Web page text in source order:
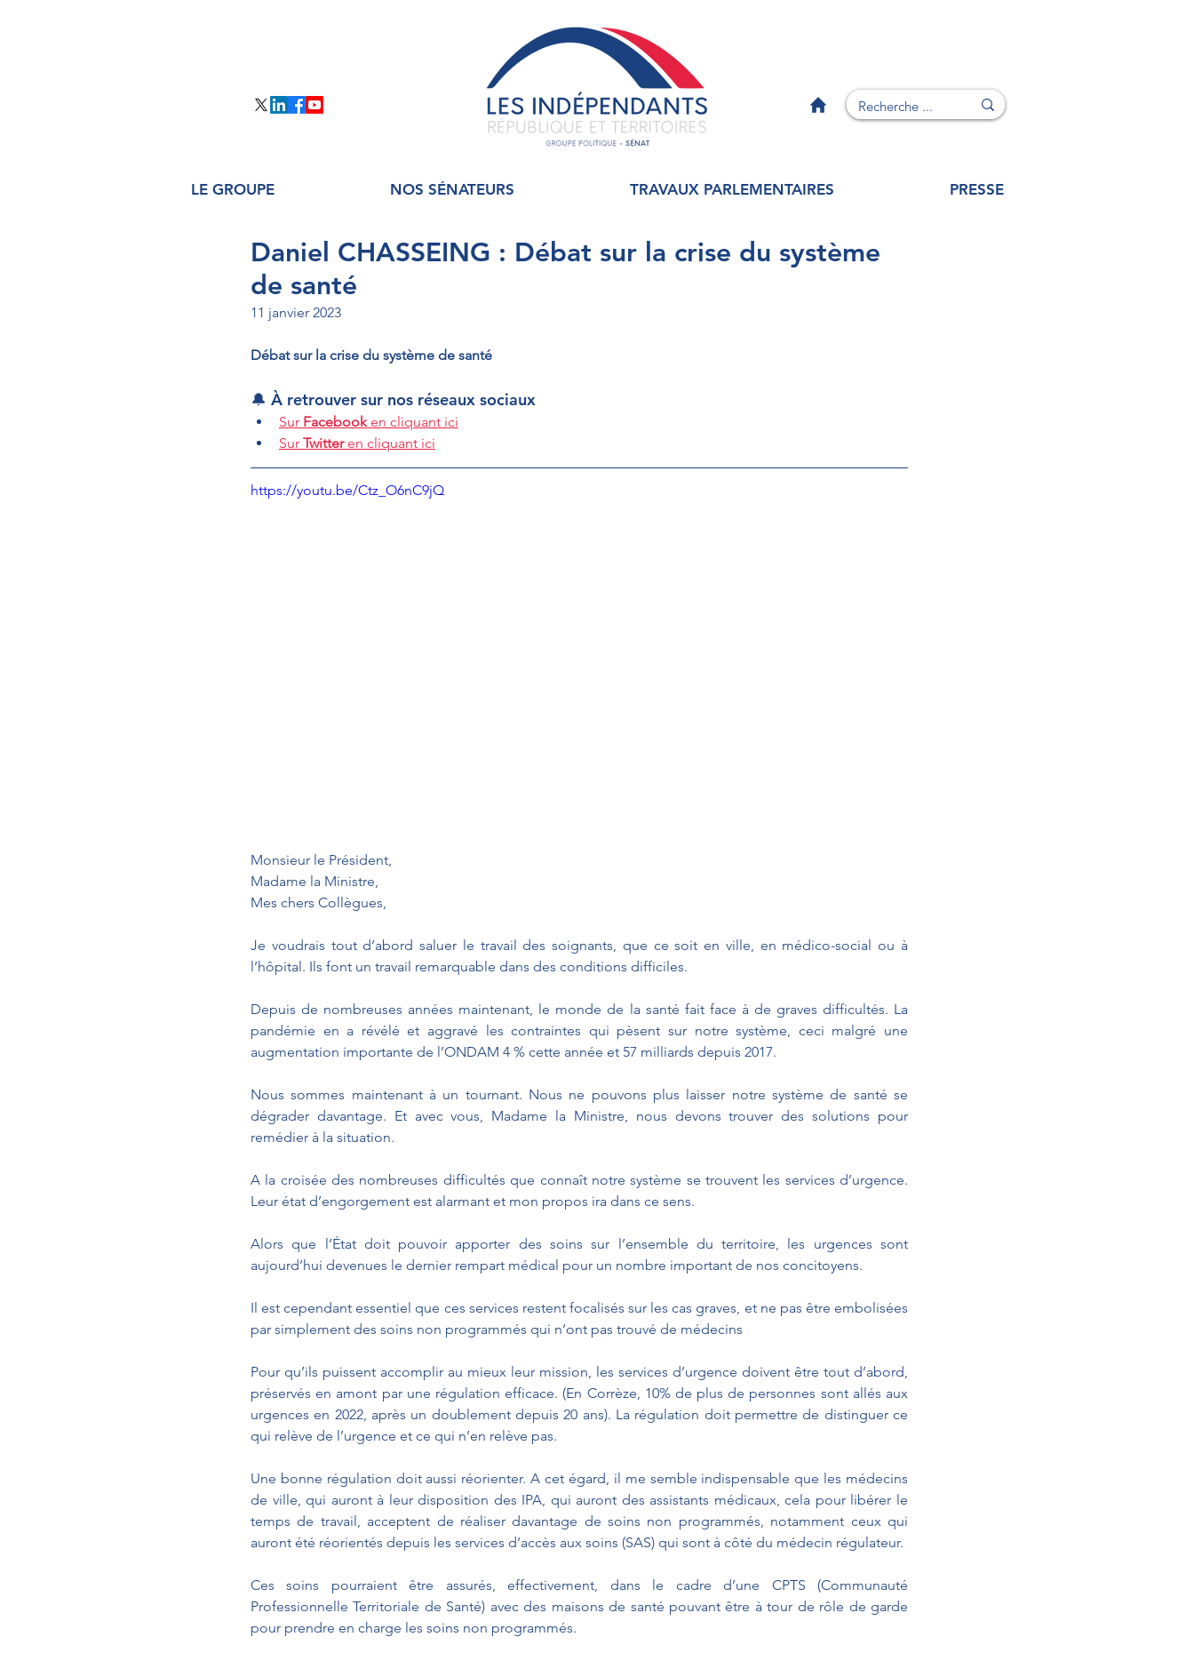
LE GROUPE NOS SÉNATEURS TRAVAUX PARLEMENTAIRES PRESSE
Daniel CHASSEING : Débat sur la crise du système
de santé
11 janvier 2023
Débat sur la crise du système de santé
🔔 À retrouver sur nos réseaux sociaux
Sur Facebook en cliquant ici
Sur Twitter en cliquant ici
https://youtu.be/Ctz_O6nC9jQ
Monsieur le Président,
Madame la Ministre,
Mes chers Collègues,
Je voudrais tout d’abord saluer le travail des soignants, que ce soit en ville, en médico-social ou à
l’hôpital. Ils font un travail remarquable dans des conditions difficiles.
Depuis de nombreuses années maintenant, le monde de la santé fait face à de graves difficultés. La
pandémie en a révélé et aggravé les contraintes qui pèsent sur notre système, ceci malgré une
augmentation importante de l’ONDAM 4 % cette année et 57 milliards depuis 2017.
Nous sommes maintenant à un tournant. Nous ne pouvons plus laisser notre système de santé se
dégrader davantage. Et avec vous, Madame la Ministre, nous devons trouver des solutions pour
remédier à la situation.
A la croisée des nombreuses difficultés que connaît notre système se trouvent les services d’urgence.
Leur état d’engorgement est alarmant et mon propos ira dans ce sens.
Alors que l’État doit pouvoir apporter des soins sur l’ensemble du territoire, les urgences sont
aujourd’hui devenues le dernier rempart médical pour un nombre important de nos concitoyens.
Il est cependant essentiel que ces services restent focalisés sur les cas graves, et ne pas être embolisées
par simplement des soins non programmés qui n’ont pas trouvé de médecins
Pour qu’ils puissent accomplir au mieux leur mission, les services d’urgence doivent être tout d’abord,
préservés en amont par une régulation efficace. (En Corrèze, 10% de plus de personnes sont allés aux
urgences en 2022, après un doublement depuis 20 ans). La régulation doit permettre de distinguer ce
qui relève de l’urgence et ce qui n’en relève pas.
Une bonne régulation doit aussi réorienter. A cet égard, il me semble indispensable que les médecins
de ville, qui auront à leur disposition des IPA, qui auront des assistants médicaux, cela pour libérer le
temps de travail, acceptent de réaliser davantage de soins non programmés, notamment ceux qui
auront été réorientés depuis les services d’accès aux soins (SAS) qui sont à côté du médecin régulateur.
Ces soins pourraient être assurés, effectivement, dans le cadre d’une CPTS (Communauté
Professionnelle Territoriale de Santé) avec des maisons de santé pouvant être à tour de rôle de garde
pour prendre en charge les soins non programmés.